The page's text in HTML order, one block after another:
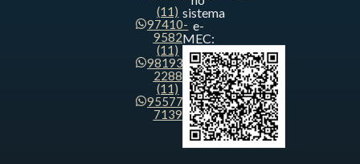
(11)
97410-
9582
(11)
98193-
2288
(11)
95577-
7139
sistema
e-
MEC: